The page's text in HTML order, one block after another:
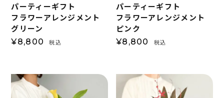
パーティーギフト
フラワーアレンジメント
グリーン
¥8,800 税込
パーティーギフト
フラワーアレンジメント
ピンク
¥8,800 税込